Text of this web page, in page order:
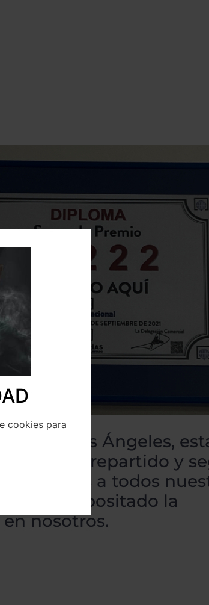
cookies para
Los Ángeles,
de haber repartido y
premios a todos
han depositado la
nosotros.